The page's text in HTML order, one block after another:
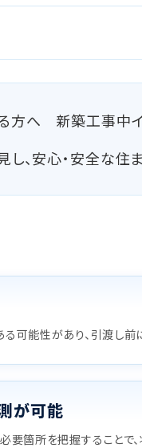
へ 新築工事中イ
、安心・安全な住
可能性があり、引渡し前
が可能
要箇所を把握することで